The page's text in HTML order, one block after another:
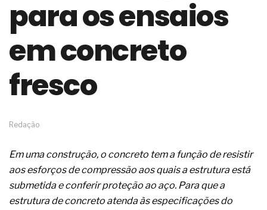
de governança das organizações
O desenho industrial ganha espaço como
As variações dimensionais dos produtos de
materiais cimentícios com fibra de vidro
modelo de IA
A IA elevou a régua do comprador B2B e a venda
de giro para as saídas de emergência
A sua indústria toma decisões ou apenas reage
aos problemas?
Os serviços de reciclagem profunda a frio in situ
para os ensaios
em concreto
fresco
Redação
Em uma construção, o concreto tem a função de resistir
aos esforços de compressão aos quais a estrutura está
submetida e conferir proteção ao aço. Para que a
estrutura de concreto atenda às especificações do